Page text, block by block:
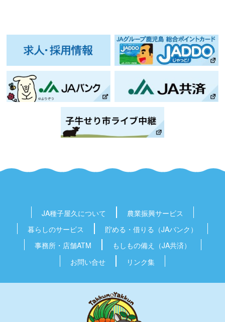
JA種子屋久 について 農業振興サービス
暮らしのサービス 貯める・借りる （JAバンク）
事務所・店舗ATM もしもの備え
（JA共済）
お問い合せ
リンク集